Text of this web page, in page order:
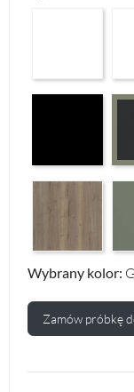
Czarny Mat
Wybrany kolor:
Zamów próbkę